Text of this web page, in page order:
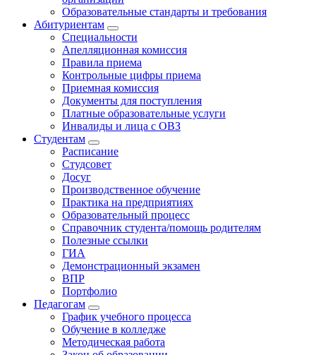
Образовательные стандарты и требования
Абитуриентам
Специальности
Апелляционная комиссия
Правила приема
Контрольные цифры приема
Приемная комиссия
Документы для поступления
Платные образовательные услуги
Инвалиды и лица с ОВЗ
Студентам
Расписание
Студсовет
Досуг
Производственное обучение
Практика на предприятиях
Образовательный процесс
Справочник студента/помощь родителям
Полезные ссылки
ГИА
Демонстрационный экзамен
ВПР
Портфолио
Педагогам
График учебного процесса
Обучение в колледже
Методическая работа